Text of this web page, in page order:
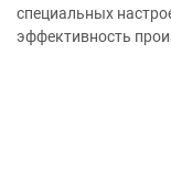
специальных
эффективность